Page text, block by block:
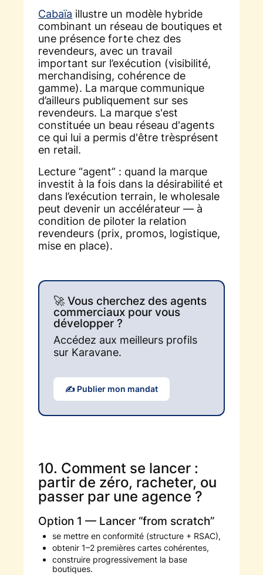
Cabaïa illustre un modèle hybride
combinant un réseau de boutiques et
une présence forte chez des
revendeurs, avec un travail
important sur l’exécution (visibilité,
merchandising, cohérence de
gamme). La marque communique
d’ailleurs publiquement sur ses
revendeurs. La marque s'est
constituée un beau réseau d'agents
ce qui lui a permis d'être trèsprésent
en retail.
Lecture “agent” : quand la marque
investit à la fois dans la désirabilité et
dans l’exécution terrain, le wholesale
peut devenir un accélérateur — à
condition de piloter la relation
revendeurs (prix, promos, logistique,
mise en place).
🚀 Vous cherchez des agents
commerciaux pour vous
développer ?
Accédez aux meilleurs profils
sur Karavane.
✍️ Publier mon mandat
10. Comment se lancer :
partir de zéro, racheter, ou
passer par une agence ?
Option 1 — Lancer “from scratch”
se mettre en conformité (structure + RSAC),
obtenir 1–2 premières cartes cohérentes,
construire progressivement la base
boutiques.